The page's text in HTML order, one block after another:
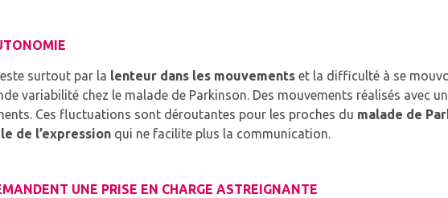
surtout par la lenteur dans les mouvements et la difficulté à se
variabilité chez le malade de Parkinson. Des mouvements réalisés avec
Ces fluctuations sont déroutantes pour les proches du malade de
de l’expression qui ne facilite plus la communication.
UNE PRISE EN CHARGE ASTREIGNANTE